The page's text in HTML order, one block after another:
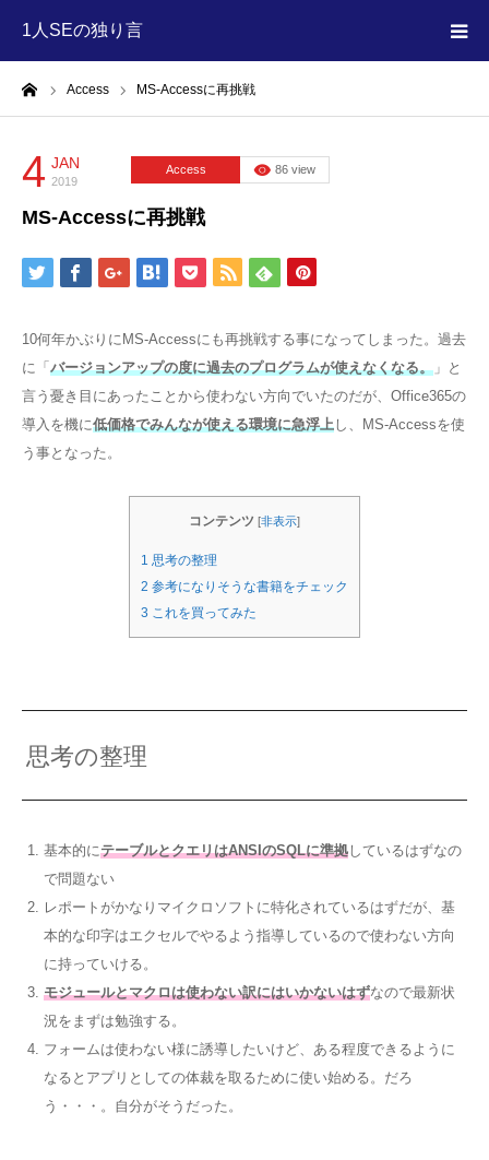
1人SEの独り言
Access MS-Accessに再挑戦
4 JAN
2019
Access 86 view
MS-Accessに再挑戦
10何年かぶりにMS-Accessにも再挑戦する事になってしまった。過去
に「バージョンアップの度に過去のプログラムが使えなくなる。 」と
言う憂き目にあったことから使わない方向でいたのだが、Office365の
導入を機に低価格でみんなが使える環境に急浮上し、MS-Accessを使
う事となった。
コンテンツ [非表示]
1 思考の整理
2 参考になりそうな書籍をチェック
3 これを買ってみた
思考の整理
基本的にテーブルとクエリはANSIのSQLに準拠しているはずなの
で問題ない
レポートがかなりマイクロソフトに特化されているはずだが、基
本的な印字はエクセルでやるよう指導しているので使わない方向
に持っていける。
モジュールとマクロは使わない訳にはいかないはずなので最新状
況をまずは勉強する。
フォームは使わない様に誘導したいけど、ある程度できるように
なるとアプリとしての体裁を取るために使い始める。だろ
う・・・。自分がそうだった。
HOME
MEGA MENU